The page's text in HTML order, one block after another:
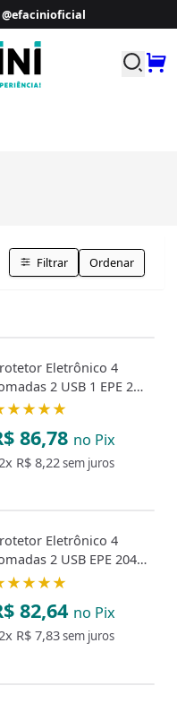
@efacinioficial
Buscar
Filtrar Ordenar
Eletrônico 4
2 USB 1 EPE 204
BR + Branco
86,78 no Pix
R$ 8,22sem juros
Eletrônico 4
2 USB EPE 204
BR Preto Intelbras
82,64 no Pix
R$ 7,83sem juros